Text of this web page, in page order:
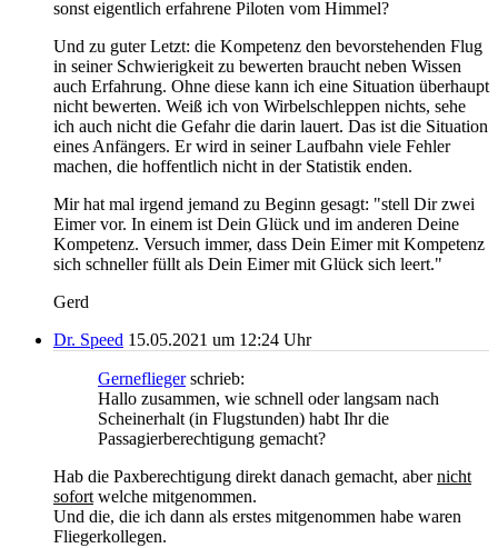
sonst eigentlich erfahrene Piloten vom Himmel?
Und zu guter Letzt: die Kompetenz den bevorstehenden Flug
in seiner Schwierigkeit zu bewerten braucht neben Wissen
auch Erfahrung. Ohne diese kann ich eine Situation überhaupt
nicht bewerten. Weiß ich von Wirbelschleppen nichts, sehe
ich auch nicht die Gefahr die darin lauert. Das ist die Situation
eines Anfängers. Er wird in seiner Laufbahn viele Fehler
machen, die hoffentlich nicht in der Statistik enden.
Mir hat mal irgend jemand zu Beginn gesagt: "stell Dir zwei
Eimer vor. In einem ist Dein Glück und im anderen Deine
Kompetenz. Versuch immer, dass Dein Eimer mit Kompetenz
sich schneller füllt als Dein Eimer mit Glück sich leert."
Gerd
Dr. Speed 15.05.2021 um 12:24 Uhr
Gernefliegerschrieb:
Hallo zusammen, wie schnell oder langsam nach
Scheinerhalt (in Flugstunden) habt Ihr die
Passagierberechtigung gemacht?
Hab die Paxberechtigung direkt danach gemacht, abernicht
sofort welche mitgenommen.
Und die, die ich dann als erstes mitgenommen habe waren
Fliegerkollegen.